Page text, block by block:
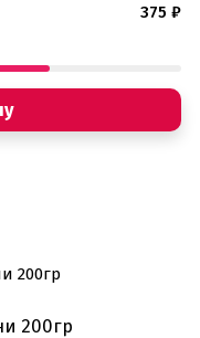
375 ₽
200гр